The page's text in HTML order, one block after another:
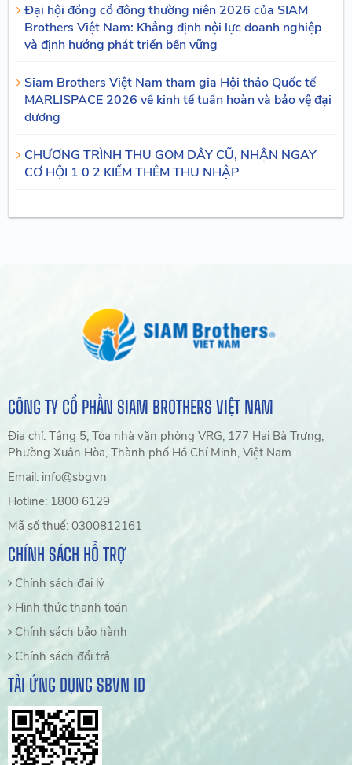
Đại hội đồng cổ đông thường niên 2026 của SIAM
Brothers Việt Nam: Khẳng định nội lực doanh nghiệp
và định hướng phát triển bền vững
Siam Brothers Việt Nam tham gia Hội thảo Quốc tế
MARLISPACE 2026 về kinh tế tuần hoàn và bảo vệ đại
dương
CHƯƠNG TRÌNH THU GOM DÂY CŨ, NHẬN NGAY
CƠ HỘI 1 0 2 KIẾM THÊM THU NHẬP
CÔNG TY CỔ PHẦN SIAM BROTHERS VIỆT NAM
Địa chỉ: Tầng 5, Tòa nhà văn phòng VRG, 177 Hai Bà Trưng,
Phường Xuân Hòa, Thành phố Hồ Chí Minh, Việt Nam
Email: info@sbg.vn
Hotline: 1800 6129
Mã số thuế: 0300812161
CHÍNH SÁCH HỖ TRỢ
Chính sách đại lý
Hình thức thanh toán
Chính sách bảo hành
Chính sách đổi trả
TẢI ỨNG DỤNG SBVN ID